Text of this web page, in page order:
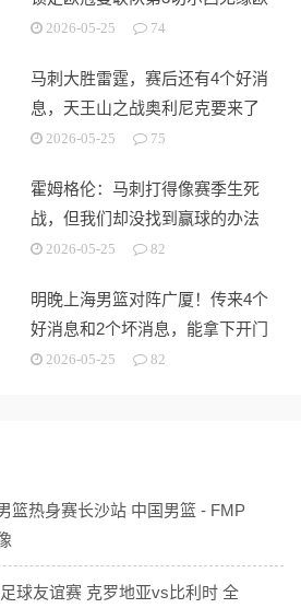
战2026-05-25 74
马刺大胜雷霆，赛后还有4个好消
息，天王山之战奥利尼克要来了
2026-05-25 75
霍姆格伦：马刺打得像赛季生死
战，但我们却没找到赢球的办法
2026-05-25 82
明晚上海男篮对阵广厦！传来4个
好消息和2个坏消息，能拿下开门
红2026-05-25 82
篮热身赛长沙站 中国男篮 - FMP
球友谊赛 克罗地亚vs比利时 全